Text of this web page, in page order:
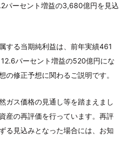
パーセント増益の3,680億円を見込
する当期純利益は、前年実績461
パーセント増益の520億円にな
の修正予想に関わるご説明です。
ガス価格の見通し等を踏まえまし
産の再評価を行っています。再評
る見込みとなった場合には、お知